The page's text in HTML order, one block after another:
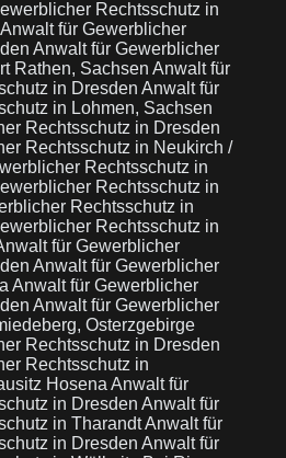
Rechtsschutz in
Anwalt für Gewerblicher
Anwalt für Gewerblicher
Rathen, Sachsen Anwalt für
in Dresden Anwalt für
in Lohmen, Sachsen
Rechtsschutz in Dresden
Rechtsschutz in Neukirch /
Rechtsschutz in
Rechtsschutz in
Rechtsschutz in
Rechtsschutz in
für Gewerblicher
Anwalt für Gewerblicher
Anwalt für Gewerblicher
Anwalt für Gewerblicher
Osterzgebirge
Rechtsschutz in Dresden
Rechtsschutz in
Hosena Anwalt für
in Dresden Anwalt für
in TharandtAnwalt für
in Dresden Anwalt für